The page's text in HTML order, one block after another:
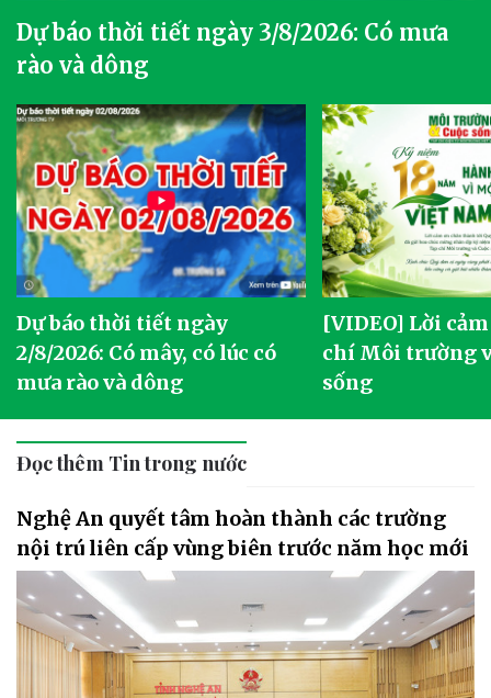
Dự báo thời tiết ngày 3/8/2026: Có mưa
rào và dông
Dự báo thời tiết ngày
2/8/2026: Có mây, có lúc có
mưa rào và dông
[VIDEO] Lời
chí Môi trường
sống
Đọc thêm Tin trong nước
Nghệ An quyết tâm hoàn thành các trường
nội trú liên cấp vùng biên trước năm học mới